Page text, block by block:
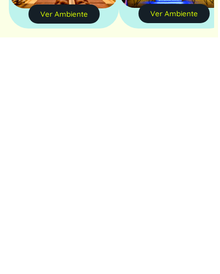
Ver Ambiente Ver Ambiente